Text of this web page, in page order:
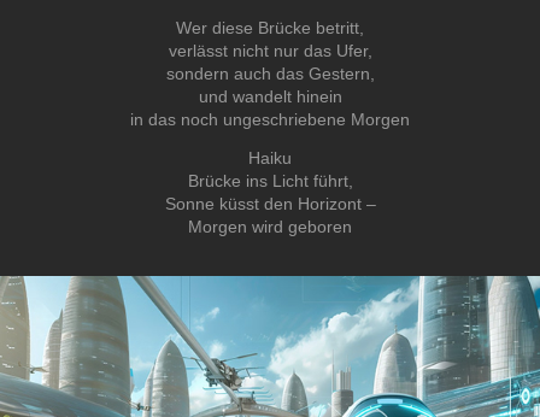
Wer diese Brücke betritt,
verlässt nicht nur das Ufer,
sondern auch das Gestern,
und wandelt hinein
in das noch ungeschriebene Morgen
Haiku
Brücke ins Licht führt,
Sonne küsst den Horizont –
Morgen wird geboren